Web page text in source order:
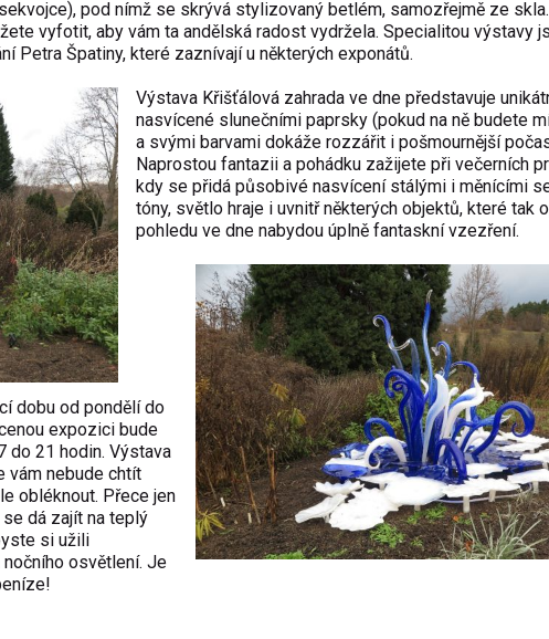
pod nímž se skrývá stylizovaný betlém, samozřejmě ze
vyfotit, aby vám ta andělská radost vydržela. Specialitou výstavy
Petra Špatiny, které zaznívají u některých exponátů.
Výstava Křišťálová zahrada ve dne představuje
nasvícené slunečními paprsky (pokud na ně budete
a svými barvami dokáže rozzářit i pošmournější
Naprostou fantazii a pohádku zažijete při večerních
kdy se přidá působivé nasvícení stálými i měnícími
tóny, světlo hraje i uvnitř některých objektů, které tak
pohledu ve dne nabydou úplně fantaskní vzezření.
dobu od pondělí do
expozici bude
do 21 hodin. Výstava
vám nebude chtít
obléknout. Přece jen
dá zajít na teplý
si užili
osvětlení. Je